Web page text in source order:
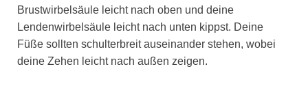
Brustwirbelsäule leicht nach oben und deine
Lendenwirbelsäule leicht nach unten kippst. Deine
Füße sollten schulterbreit auseinander stehen, wobei
deine Zehen leicht nach außen zeigen.